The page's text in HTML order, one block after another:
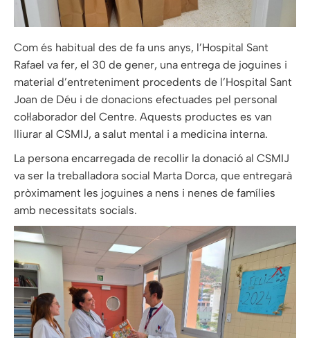
Com és habitual des de fa uns anys, l’Hospital Sant
Rafael va fer, el 30 de gener, una entrega de joguines i
material d’entreteniment procedents de l’Hospital Sant
Joan de Déu i de donacions efectuades pel personal
col·laborador del Centre. Aquests productes es van
lliurar al CSMIJ, a salut mental i a medicina interna.
La persona encarregada de recollir la donació al CSMIJ
va ser la treballadora social Marta Dorca, que entregarà
pròximament les joguines a nens i nenes de famílies
amb necessitats socials.